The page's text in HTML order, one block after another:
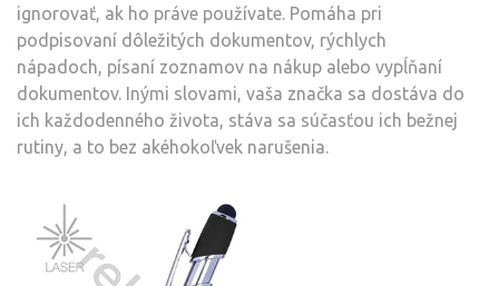
ignorovať, ak ho práve používate. Pomáha pri
podpisovaní dôležitých dokumentov, rýchlych
nápadoch, písaní zoznamov na nákup alebo vypĺňaní
dokumentov. Inými slovami, vaša značka sa dostáva do
ich každodenného života, stáva sa súčasťou ich bežnej
rutiny, a to bez akéhokoľvek narušenia.